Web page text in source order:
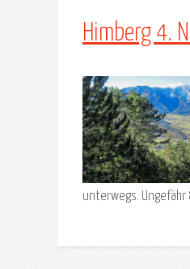
Himberg 4.
unterwegs. Ungefähr